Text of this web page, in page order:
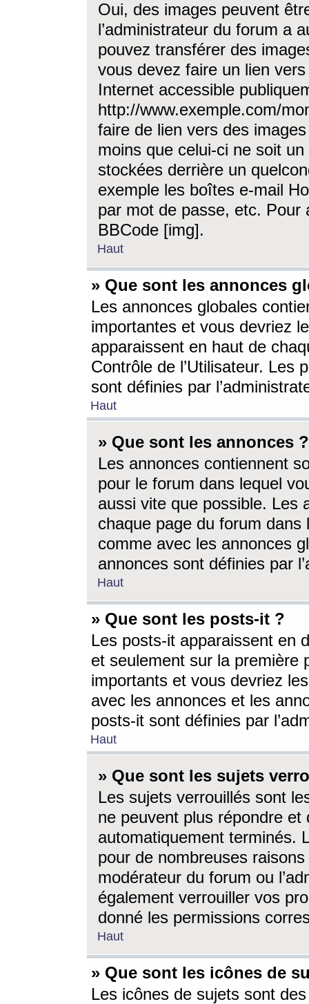
Oui, des images peuvent
l’administrateur du forum a
pouvez transférer des
vous devez faire un lien
Internet accessible
http://www.exemple.com/
faire de lien vers des
moins que celui-ci ne soit
stockées derrière un
exemple les boîtes e-mail
par mot de passe, etc. Pour
BBCode [img].
Haut
» Que sont les annonces
Les annonces globales
importantes et vous devriez
apparaissent en haut de
Contrôle de l’Utilisateur. Les
sont définies par
Haut
» Que sont les annonces ?
Les annonces contiennent
pour le forum dans lequel
aussi vite que possible. Les
chaque page du forum dans
comme avec les annonces
annonces sont définies par
Haut
» Que sont les posts-it ?
Les posts-it apparaissent en
et seulement sur la première
importants et vous devriez
avec les annonces et les
posts-it sont définies par
Haut
» Que sont les sujets
Les sujets verrouillés sont
ne peuvent plus répondre
automatiquement terminés.
pour de nombreuses
modérateur du forum ou
également verrouiller vos
donné les permissions
Haut
» Que sont les icônes de
Les icônes de sujets sont